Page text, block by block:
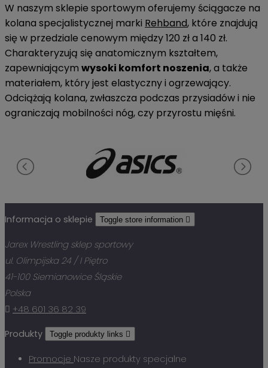
W naszym sklepie sportowym oferujemy ściągacze na
kolana specjalistycznej marki Rehband, które znajdują
się w przedziale cenowym między 120 zł a 140 zł.
Charakteryzują się anatomicznym kształtem,
zapewniającym wysoki komfort noszenia, a także
materiałem, który jest elastyczny i ogrzewający.
Odciążają kolana, zwłaszcza podczas przysiadów i nie
ograniczają mobilności nóg, czy przyrostu mięśni.
Informacja o sklepie Toggle store information 
Jarex Wrestling sklep sportowy
ul. Olimpijska 24 / I Piętro
41-100 Siemianowice Śląskie
Polska
 +48 601 36 82 39
Produkty Toggle produkty links 
Promocje Nasze produkty specjalne